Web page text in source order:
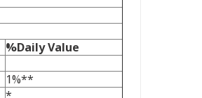
%Daily Value
1%**
*